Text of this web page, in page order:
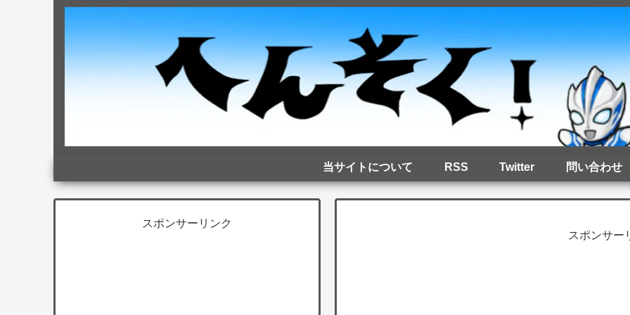
当サイトについて RSS Twitter 問い合わせ
スポンサー
スポンサーリンク